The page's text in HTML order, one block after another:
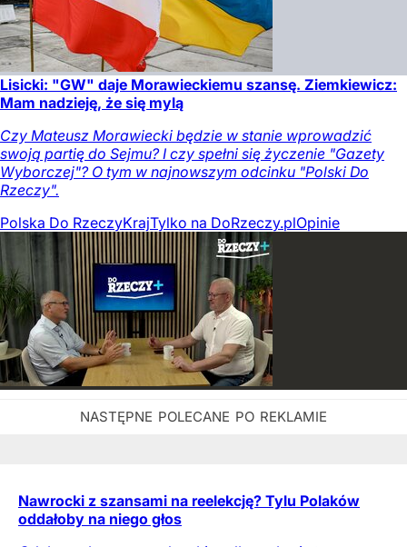
Lisicki: "GW" daje Morawieckiemu szansę. Ziemkiewicz:
Mam nadzieję, że się mylą
Czy Mateusz Morawiecki będzie w stanie wprowadzić
swoją partię do Sejmu? I czy spełni się życzenie "Gazety
Wyborczej"? O tym w najnowszym odcinku "Polski Do
Rzeczy".
Polska Do RzeczyKrajTylko na DoRzeczy.plOpinie
Nawrocki z szansami na reelekcję? Tylu Polaków
oddałoby na niego głos